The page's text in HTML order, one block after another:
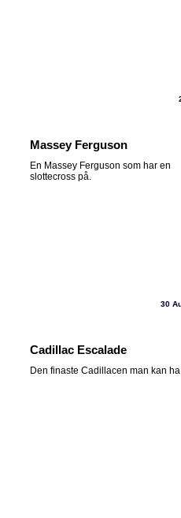
Massey Ferguson
En Massey Ferguson som har en
slottecross på.
30
Cadillac Escalade
Den finaste Cadillacen man kan